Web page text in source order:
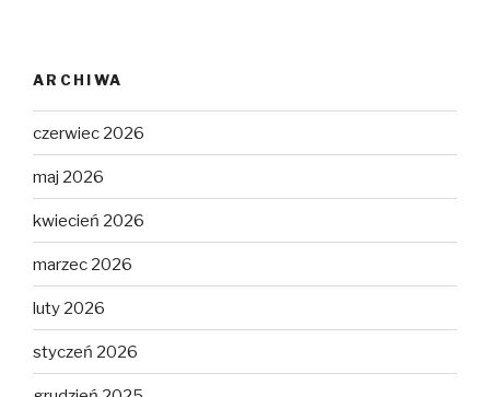
ARCHIWA
czerwiec 2026
maj 2026
kwiecień 2026
marzec 2026
luty 2026
styczeń 2026